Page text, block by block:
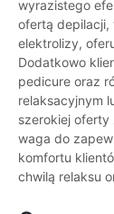
wyrazistego
ofertą depilacji,
elektrolizy,
Dodatkowo
pedicure oraz
relaksacyjnym
szerokiej oferty
waga do
komfortu
chwilą relaksu